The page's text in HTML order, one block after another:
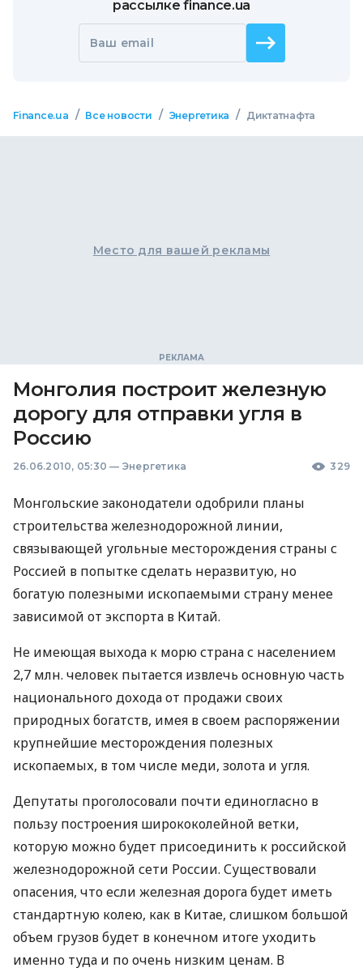
рассылке finance.ua
Ваш email
Finance.ua / Все новости / Энергетика / Диктатнафта
Место для вашей рекламы
Монголия построит железную
дорогу для отправки угля в
Россию
26.06.2010, 05:30 — Энергетика 329
Монгольские законодатели одобрили планы
строительства железнодорожной линии,
связывающей угольные месторождения страны с
Россией в попытке сделать неразвитую, но
богатую полезными ископаемыми страну менее
зависимой от экспорта в Китай.
Не имеющая выхода к морю страна с населением
2,7 млн. человек пытается извлечь основную часть
национального дохода от продажи своих
природных богатств, имея в своем распоряжении
крупнейшие месторождения полезных
ископаемых, в том числе меди, золота и угля.
Депутаты проголосовали почти единогласно в
пользу построения ширококолейной ветки,
которую можно будет присоединить к российской
железнодорожной сети России. Существовали
опасения, что если железная дорога будет иметь
стандартную колею, как в Китае, слишком большой
объем грузов будет в конечном итоге уходить
именно туда и по очень низким ценам. В